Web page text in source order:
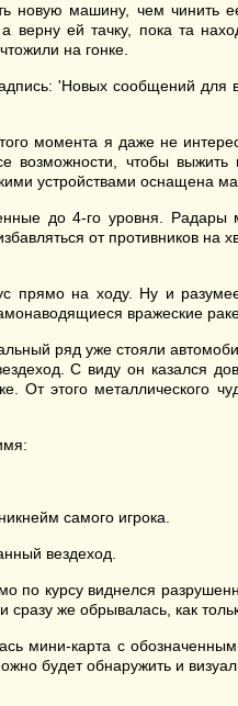
новую машину, чем
верну ей тачку, пока та
на гонке.
'Новых сообщений для
момента я даже не
возможности, чтобы
устройствами оснащена
до 4-го уровня. Радары
от противников на
прямо на ходу. Ну и
вражеские
ряд уже стояли
С виду он казался
этого металлического
самого игрока.
вездеход.
курсу виднелся
же обрывалась, как
мини-карта с
будет обнаружить и